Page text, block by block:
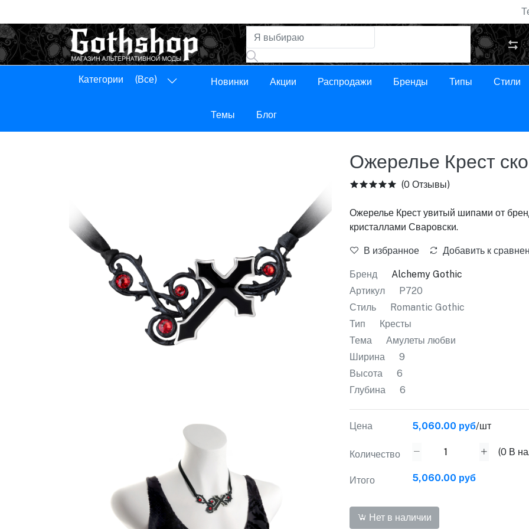
Панель управления
Категории (Все) Новинки Акции Распродажи Бренды Типы Стили
Темы Блог
Ожерелье Крест
(0 Отзывы)
Ожерелье Крест увитый шипами от
кристаллами Сваровски.
В избранное Добавить к
Бренд
Alchemy Gothic
Артикул
P720
Стиль
Romantic Gothic
Тип
Кресты
Тема
Амулеты любви
Ширина
9
Высота
6
Глубина
6
Цена 5,060.00 руб/шт
Количество (0В
Итого 5,060.00 руб
Нет в наличии